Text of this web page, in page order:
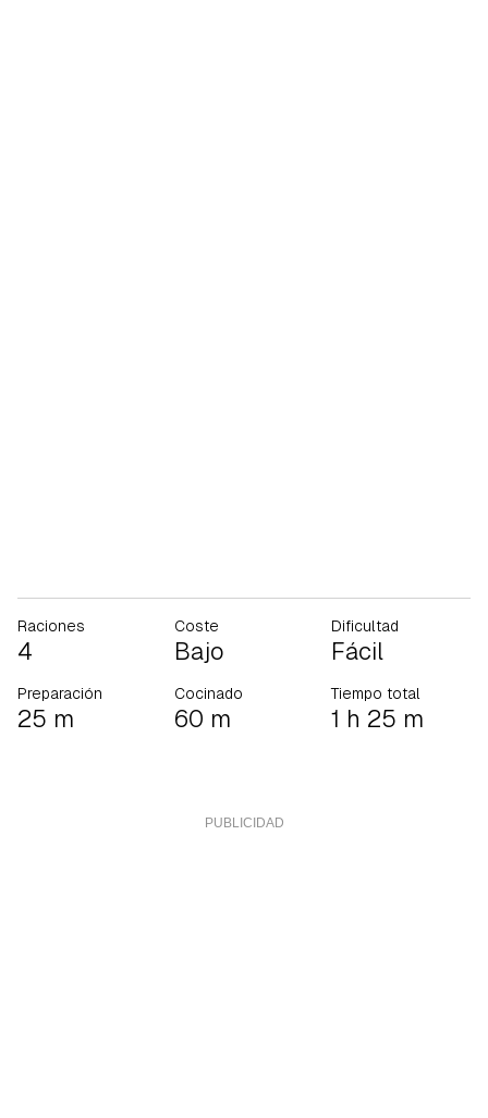
Raciones
4
Coste
Bajo
Dificultad
Fácil
Preparación
25 m
Cocinado
60 m
Tiempo total
1 h 25 m